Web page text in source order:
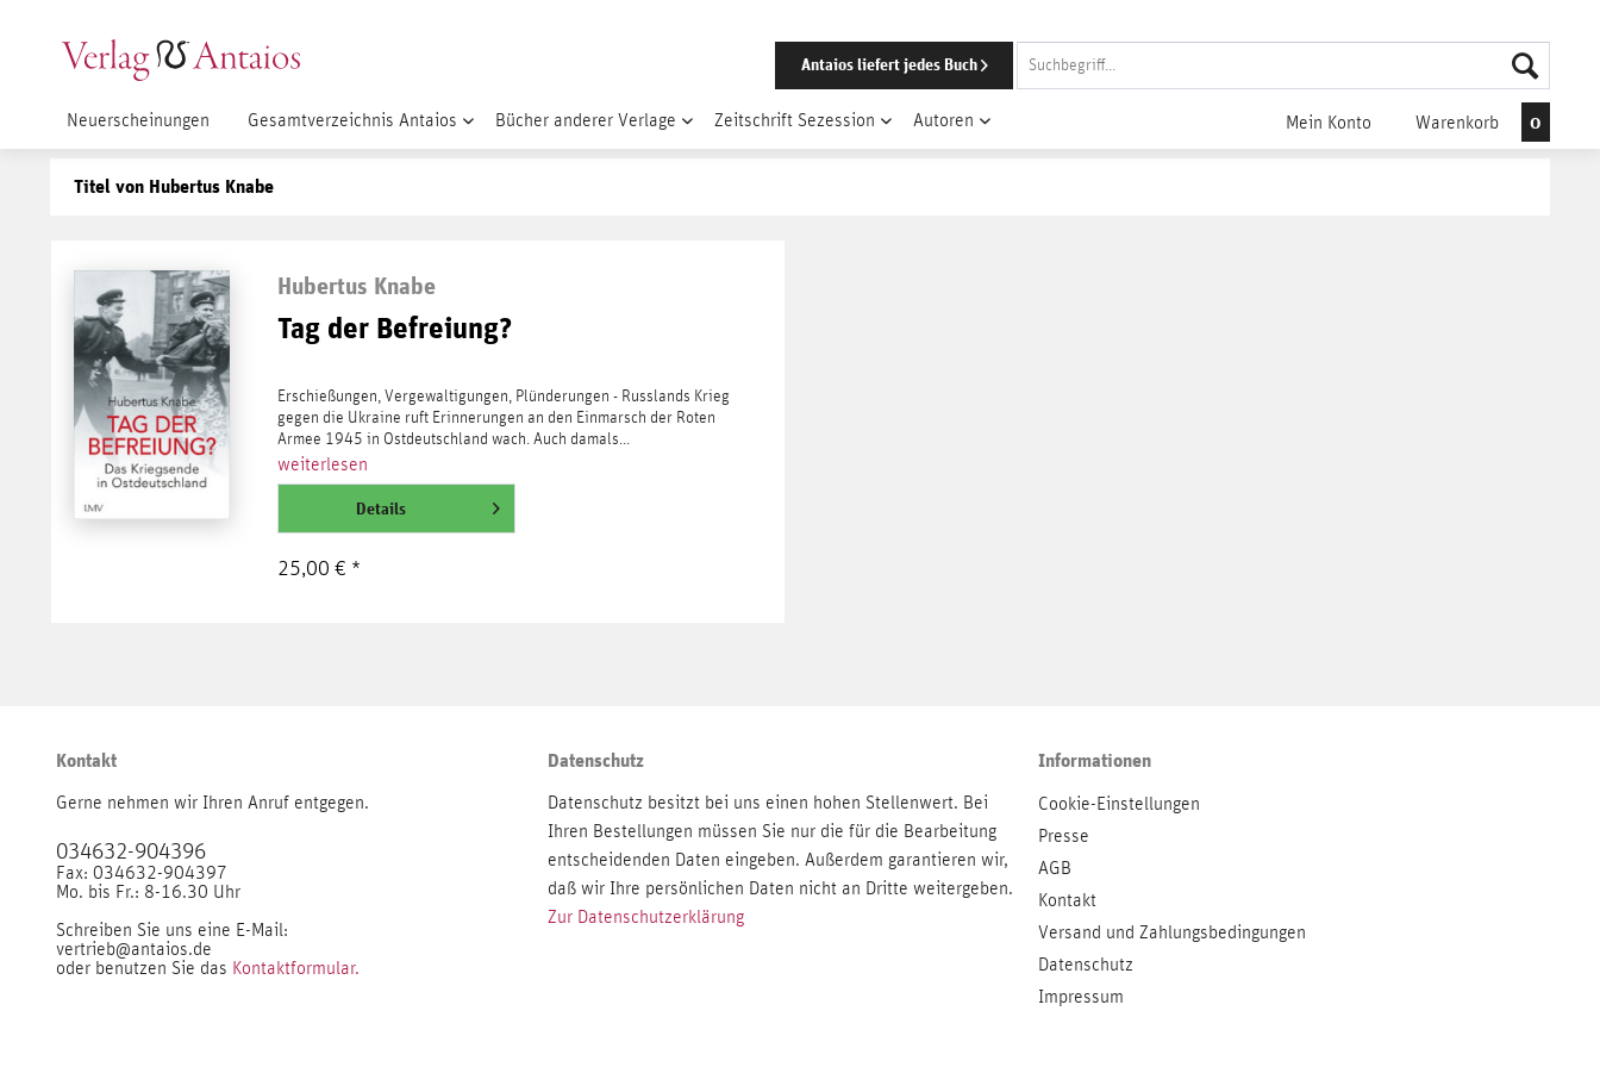
Antaios liefert jedes Buch
Neuerscheinungen Gesamtverzeichnis Antaios Bücher anderer Verlage Zeitschrift Sezession Autoren Mein Konto Warenkorb 0
Titel von Hubertus Knabe
Hubertus Knabe
Tag der Befreiung?
Erschießungen, Vergewaltigungen, Plünderungen - Russlands Krieg
gegen die Ukraine ruft Erinnerungen an den Einmarsch der Roten
Armee 1945 in Ostdeutschland wach. Auch damals...
weiterlesen
Details
25,00 € *
Kontakt
Gerne nehmen wir Ihren Anruf entgegen.
034632-904396
Fax: 034632-904397
Mo. bis Fr.: 8-16.30 Uhr
Schreiben Sie uns eine E-Mail:
vertrieb@antaios.de
oder benutzen Sie das Kontaktformular.
Datenschutz
Datenschutz besitzt bei uns einen hohen Stellenwert. Bei
Ihren Bestellungen müssen Sie nur die für die Bearbeitung
entscheidenden Daten eingeben. Außerdem garantieren wir,
daß wir Ihre persönlichen Daten nicht an Dritte weitergeben.
Zur Datenschutzerklärung
Informationen
Cookie-Einstellungen
Presse
AGB
Kontakt
Versand und Zahlungsbedingungen
Datenschutz
Impressum